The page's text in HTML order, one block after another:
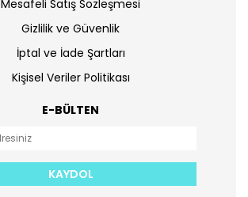
Mesafeli Satış Sözleşmesi
Gizlilik ve Güvenlik
İptal ve İade Şartları
Kişisel Veriler Politikası
E-BÜLTEN
KAYDOL